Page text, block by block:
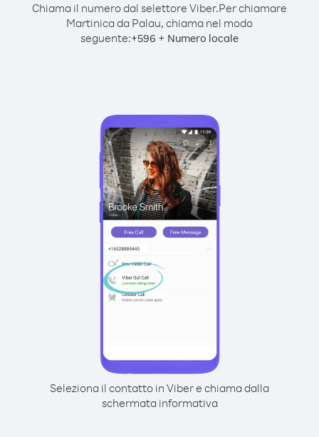
Chiama il numero dal selettore Viber.Per chiamare
Martinica da Palau, chiama nel modo
seguente:+596 + Numero locale
Seleziona il contatto in Viber e chiama dalla
schermata informativa